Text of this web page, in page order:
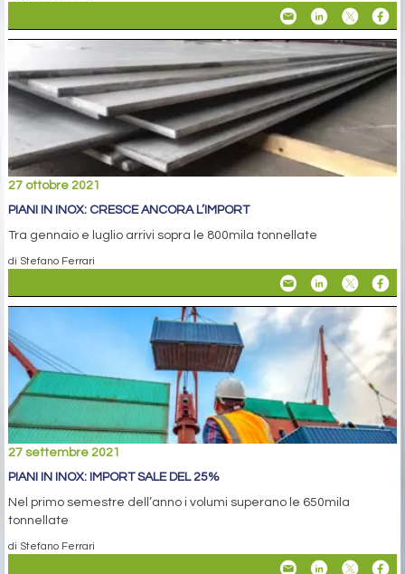
27 ottobre 2021
PIANI IN INOX: CRESCE ANCORA L’IMPORT
Tra gennaio e luglio arrivi sopra le 800mila tonnellate
di Stefano Ferrari
27 settembre 2021
PIANI IN INOX: IMPORT SALE DEL 25%
Nel primo semestre dell’anno i volumi superano le 650mila
tonnellate
di Stefano Ferrari